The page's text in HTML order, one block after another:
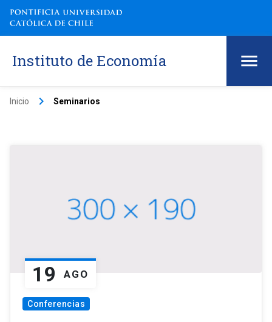
Instituto de Economía
Inicio keyboard_arrow_right Seminarios
19 AGO
Conferencias